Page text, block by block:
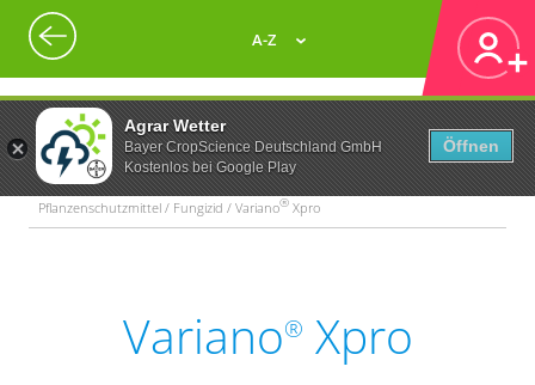
Agrar Wetter
Bayer CropScience Deutschland GmbH
Kostenlos bei Google Play
Öffnen
A-Z
Pflanzenschutzmittel / Fungizid / Variano® Xpro
Variano® Xpro